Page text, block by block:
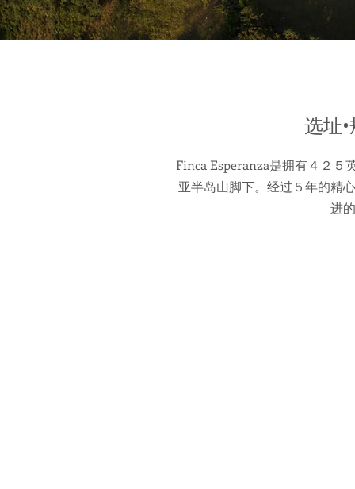
选址
Finca Esperanza是拥有４２５
亚半岛山脚下。经过５年的精
进